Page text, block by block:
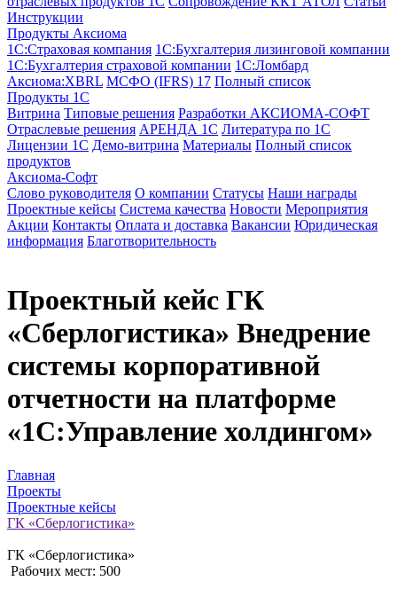
Инструкции
Продукты Аксиома
1С:Страховая компания 1С:Бухгалтерия лизинговой компании
1С:Бухгалтерия страховой компании 1С:Ломбард
Аксиома:XBRL МСФО (IFRS) 17 Полный список
Продукты 1С
Витрина Типовые решения Разработки АКСИОМА-СОФТ
Отраслевые решения АРЕНДА 1С Литература по 1С
Лицензии 1C Демо-витрина Материалы Полный список
продуктов
Аксиома-Софт
Слово руководителя О компании Статусы Наши награды
Проектные кейсы Система качества Новости Мероприятия
Акции Контакты Оплата и доставка Вакансии Юридическая
информация Благотворительность
Проектный кейс ГК
«Сберлогистика» Внедрение
системы корпоративной
отчетности на платформе
«1С:Управление холдингом»
Главная
Проекты
Проектные кейсы
ГК «Сберлогистика»
ГК «Сберлогистика»
Рабочих мест: 500